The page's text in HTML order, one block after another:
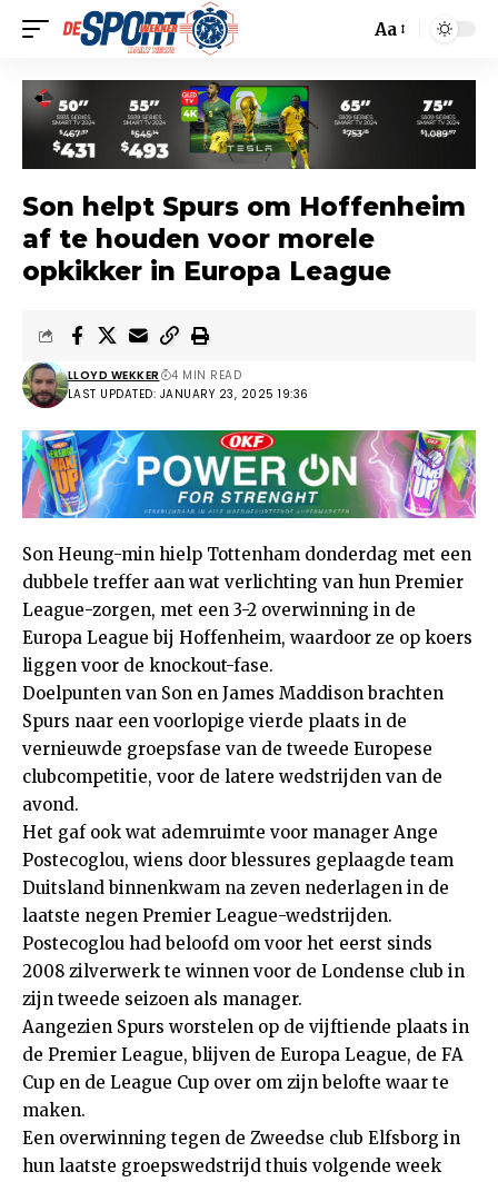
Aa
Son helpt Spurs om Hoffenheim
af te houden voor morele
opkikker in Europa League
LAST UPDATED: JANUARY 23, 2025 19:36
LLOYD WEKKER 4 MIN READ
Son Heung-min hielp Tottenham donderdag met een
dubbele treffer aan wat verlichting van hun Premier
League-zorgen, met een 3-2 overwinning in de
Europa League bij Hoffenheim, waardoor ze op koers
liggen voor de knockout-fase.
Doelpunten van Son en James Maddison brachten
Spurs naar een voorlopige vierde plaats in de
vernieuwde groepsfase van de tweede Europese
clubcompetitie, voor de latere wedstrijden van de
avond.
Het gaf ook wat ademruimte voor manager Ange
Postecoglou, wiens door blessures geplaagde team
Duitsland binnenkwam na zeven nederlagen in de
laatste negen Premier League-wedstrijden.
Postecoglou had beloofd om voor het eerst sinds
2008 zilverwerk te winnen voor de Londense club in
zijn tweede seizoen als manager.
Aangezien Spurs worstelen op de vijftiende plaats in
de Premier League, blijven de Europa League, de FA
Cup en de League Cup over om zijn belofte waar te
maken.
Een overwinning tegen de Zweedse club Elfsborg in
hun laatste groepswedstrijd thuis volgende week